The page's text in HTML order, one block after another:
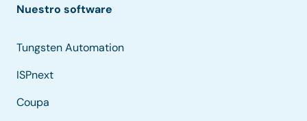
Nuestro software
Tungsten Automation
ISPnext
Coupa